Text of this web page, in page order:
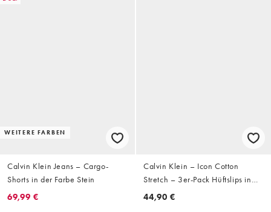
WEITERE FARBEN
Calvin Klein Jeans – Cargo-
Shorts in der Farbe Stein
69,99 €
Calvin Klein – Icon Cotton
Stretch – 3er-Pack Hüftslips in
Schwarz mit Bund in
44,90 €